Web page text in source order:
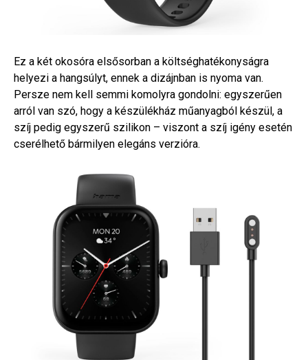
Ez a két okosóra elsősorban a költséghatékonyságra
helyezi a hangsúlyt, ennek a dizájnban is nyoma van.
Persze nem kell semmi komolyra gondolni: egyszerűen
arról van szó, hogy a készülékház műanyagból készül, a
szíj pedig egyszerű szilikon – viszont a szíj igény esetén
cserélhető bármilyen elegáns verzióra.